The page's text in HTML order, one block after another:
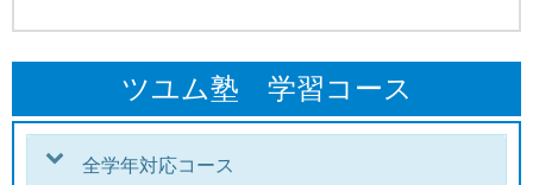
ツユム塾 学習コース
全学年対応コース